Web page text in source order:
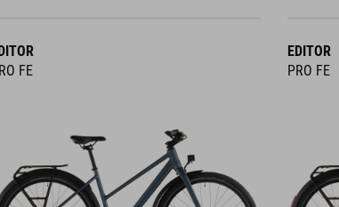
FE
EDITOR
PRO FE